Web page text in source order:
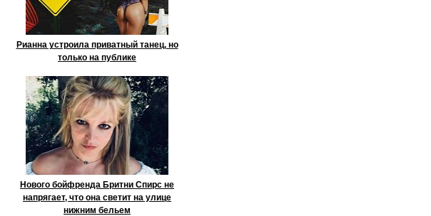
Рианна устроила приватный танец, но
только на публике
Нового бойфренда Бритни Спирс не
напрягает, что она светит на улице
нижним бельем